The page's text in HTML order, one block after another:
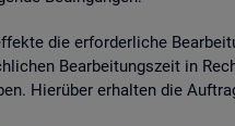
die er­for­der­li­che
Be­ar­bei­tungs­zeit in
Hier­über er­hal­ten die